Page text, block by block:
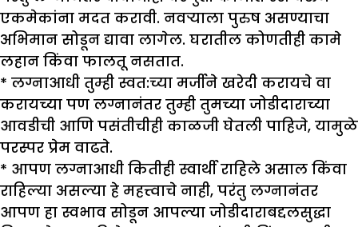
एकमेकांना मदत करावी. नवऱ्याला पुरुष असण्याचा
अभिमान सोडून द्यावा लागेल. घरातील कोणतीही कामे
लहान किंवा फालतू नसतात.
* लग्नाआधी तुम्ही स्वत:च्या मर्जीने खरेदी करायचे वा
करायच्या पण लग्नानंतर तुम्ही तुमच्या जोडीदाराच्या
आवडीची आणि पसंतीचीही काळजी घेतली पाहिजे, यामुळे
परस्पर प्रेम वाढते.
* आपण लग्नाआधी कितीही स्वार्थी राहिले असाल किंवा
राहिल्या असल्या हे महत्त्वाचे नाही, परंतु लग्नानंतर
आपण हा स्वभाव सोडून आपल्या जोडीदाराबद्दलसुद्धा